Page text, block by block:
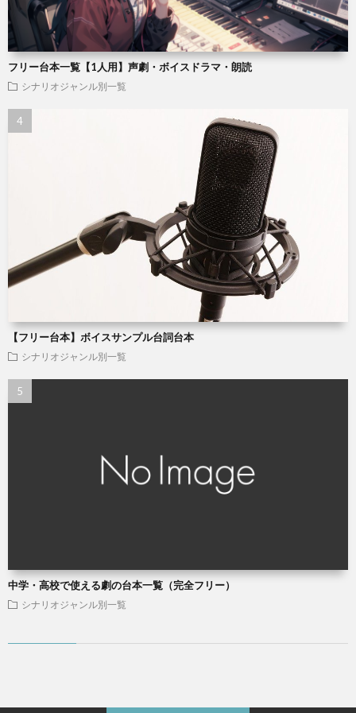
フリー台本一覧【1人用】声劇・ボイスドラマ・朗読
シナリオジャンル別一覧
【フリー台本】ボイスサンプル台詞台本
シナリオジャンル別一覧
中学・高校で使える劇の台本一覧（完全フリー）
シナリオジャンル別一覧